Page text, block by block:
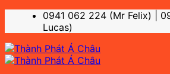
dung
0941 062 224 (Mr Felix) |
Lucas)